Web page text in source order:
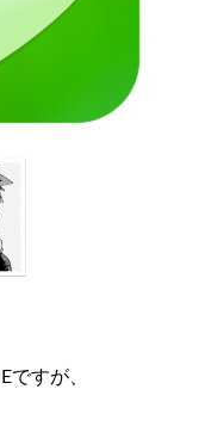
ですが、